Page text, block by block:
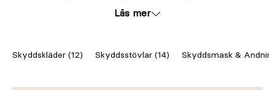
arbetsmiljöer med fokus på säkerhet, ergonomi och
Läs mer
Skyddskläder (12) Skyddsstövlar (14) Skyddsmask &